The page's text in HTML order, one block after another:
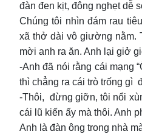
đàn đen kịt, đông nghẹt dễ
Chúng tôi nhìn đám rau
xã thở dài vô giường nằm.
mời anh ra ăn. Anh lại giở
-Anh đã nói rằng cái mạng
thì chẳng ra cái trò trống gì
-Thôi, đừng giỡn, tôi nổi
cái lũ kiến ấy mà thôi. Anh
Anh là đàn ông trong nhà